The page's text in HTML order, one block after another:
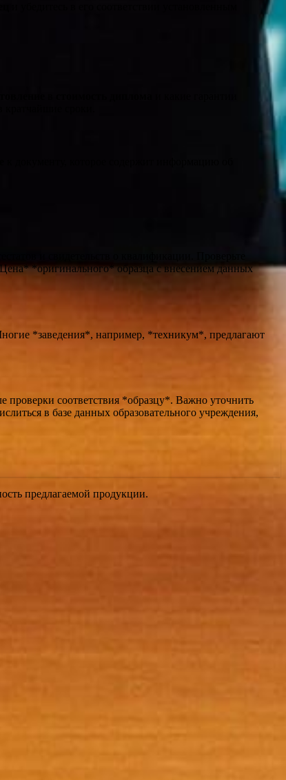
и свидетельств о квалификации. Проверьте
*оригинального* образца с внесением данных
*заведения*, например, *техникум*, предлагают
соответствия *образцу*. Важно уточнить
в базе данных образовательного учреждения,
предлагаемой продукции.